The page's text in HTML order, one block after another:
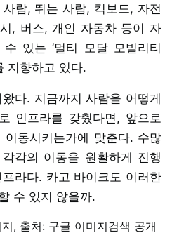
람, 뛰는 사람, 킥보드, 자전
, 버스, 개인 자동차 등이 자
있는 ‘멀티 모달 모빌리티
지향하고 있다.
다. 지금까지 사람을 어떻게
인프라를 갖췄다면, 앞으로
동시키는가에 맞춘다. 수많
각의 이동을 원활하게 진행
라다. 카고 바이크도 이러한
수 있지 않을까.